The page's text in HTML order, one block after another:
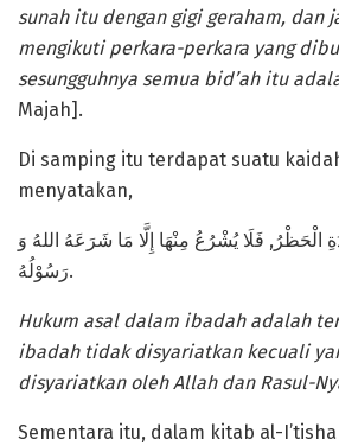
sunah itu dengan gigi geraham, dan
mengikuti perkara-perkara yang
sesungguhnya semua bid’ah itu
Majah].
Di samping itu terdapat suatu
menyatakan,
الْحَظْرُ, فَلَا يُشْرُعُ مِنْهَا إِلَّا مَا شَرَعَهُ اللهُ وَ
رَسُوْلُهُ.
Hukum asal dalam ibadah adalah
ibadah tidak disyariatkan kecuali
disyariatkan oleh Allah dan Rasul-
Sementara itu, dalam kitab al-